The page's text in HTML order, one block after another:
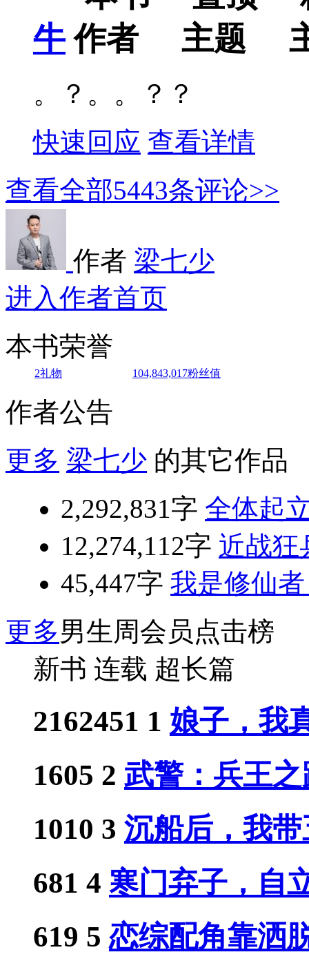
牛
。？。。？？
快速回应 查看详情
查看全部5443条评论>>
作者 梁七少
进入作者首页
本书荣誉
2礼物 104,843,017粉丝值
作者公告
更多 梁七少 的其它作品
2,292,831字 全体起
12,274,112字 近战狂
45,447字 我是修仙
更多男生周会员点击榜
新书 连载 超长篇
2162451 1 娘子，我
1605 2 武警：兵王之
1010 3 沉船后，我带
681 4 寒门弃子，自
619 5 恋综配角靠洒